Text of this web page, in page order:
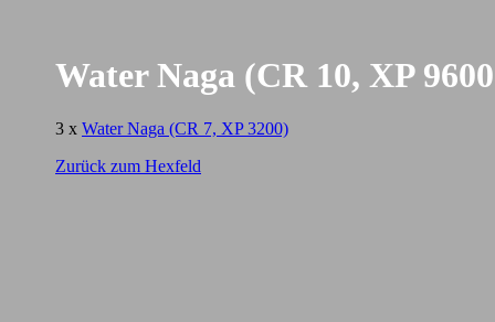
Water Naga (CR 10, XP
3 x Water Naga (CR 7, XP 3200)
Zurück zum Hexfeld